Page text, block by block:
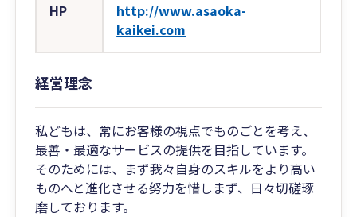
HP
http://www.asaoka-
kaikei.com
経営理念
私どもは、常にお客様の視点でものごとを考え、
最善・最適なサービスの提供を目指しています。
そのためには、まず我々自身のスキルをより高い
ものへと進化させる努力を惜しまず、日々切磋琢
磨しております。